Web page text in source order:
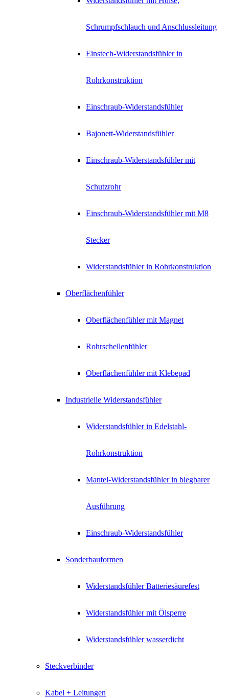
Schrumpfschlauch und Anschlussleitung
Einstech-Widerstandsfühler in
Rohrkonstruktion
Einschraub-Widerstandsfühler
Bajonett-Widerstandsfühler
Einschraub-Widerstandsfühler mit
Schutzrohr
Einschraub-Widerstandsfühler mit M8
Stecker
Widerstandsfühler in Rohrkonstruktion
Oberflächenfühler
Oberflächenfühler mit Magnet
Rohrschellenfühler
Oberflächenfühler mit Klebepad
Industrielle Widerstandsfühler
Widerstandsfühler in Edelstahl-
Rohrkonstruktion
Mantel-Widerstandsfühler in biegbarer
Ausführung
Einschraub-Widerstandsfühler
Sonderbauformen
Widerstandsfühler Batteriesäurefest
Widerstandsfühler mit Ölsperre
Widerstandsfühler wasserdicht
Steckverbinder
Kabel + Leitungen